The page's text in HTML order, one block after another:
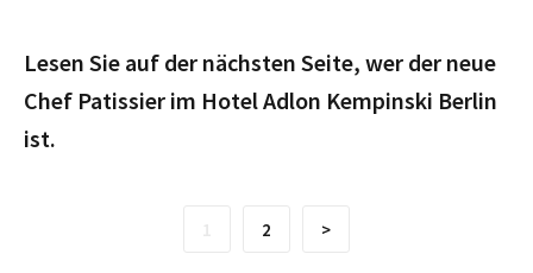
Lesen Sie auf der nächsten Seite, wer der neue
Chef Patissier im Hotel Adlon Kempinski Berlin
ist.
2 >